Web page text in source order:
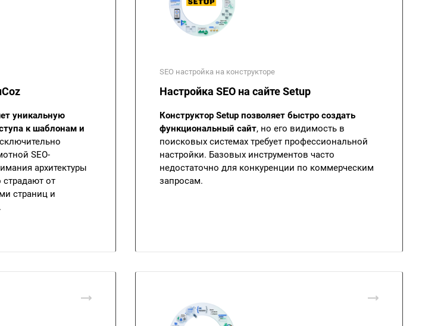
уникальную
к шаблонам и
SEO-
архитектуры
страдают от
страниц и
SEO настройка на конструкторе
Настройка SEO на сайте Setup
Конструктор Setup позволяет быстро создать
функциональный сайт, но его видимость в
поисковых системах требует профессиональной
настройки. Базовых инструментов часто
недостаточно для конкуренции по коммерческим
запросам.